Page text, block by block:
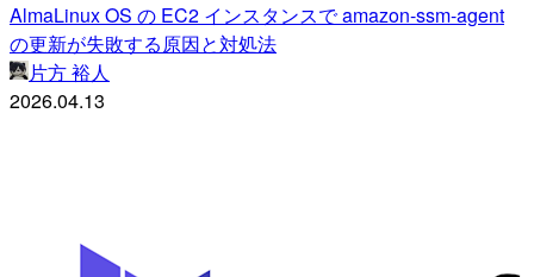
AlmaLinux OS の EC2 インスタンスで amazon-ssm-agent
の更新が失敗する原因と対処法
片方 裕人
2026.04.13